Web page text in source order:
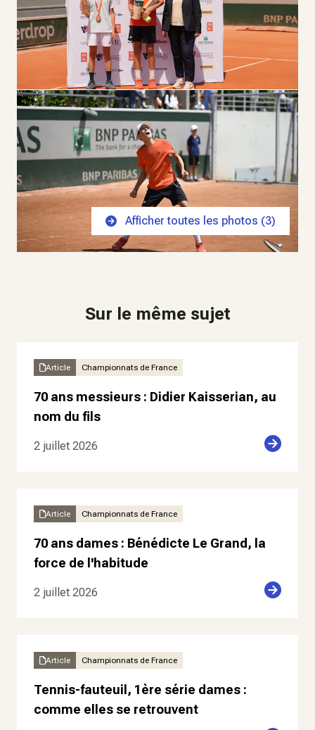
Afficher toutes les photos (3)
Sur le même sujet
Article Championnats de France
70 ans messieurs : Didier Kaisserian, au
nom du fils
2 juillet 2026
Article Championnats de France
70 ans dames : Bénédicte Le Grand, la
force de l'habitude
2 juillet 2026
Article Championnats de France
Tennis-fauteuil, 1ère série dames :
comme elles se retrouvent